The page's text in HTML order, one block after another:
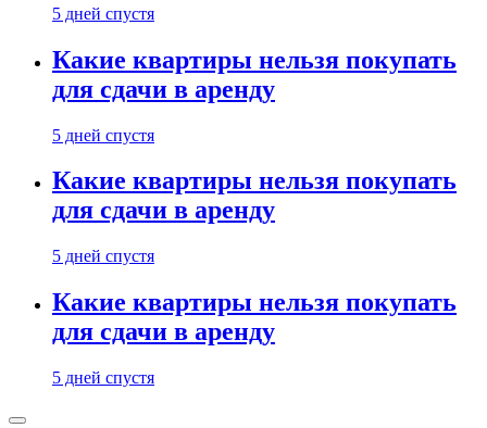
5 дней спустя
Какие квартиры нельзя покупать
для сдачи в аренду
5 дней спустя
Какие квартиры нельзя покупать
для сдачи в аренду
5 дней спустя
Какие квартиры нельзя покупать
для сдачи в аренду
5 дней спустя